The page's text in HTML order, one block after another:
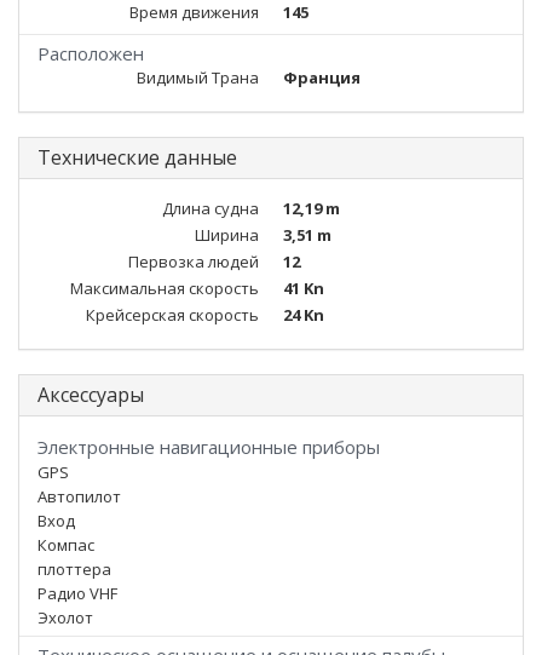
Время движения
145
Расположен
Видимый Трана Франция
Технические данные
Длина судна
12,19 m
Ширина
3,51 m
Первозка людей
12
Максимальная скорость
41 Kn
Крейсерская скорость
24 Kn
Аксессуары
Электронные навигационные приборы
GPS
Автопилот
Вход
Компас
плоттера
Радио VHF
Эхолот